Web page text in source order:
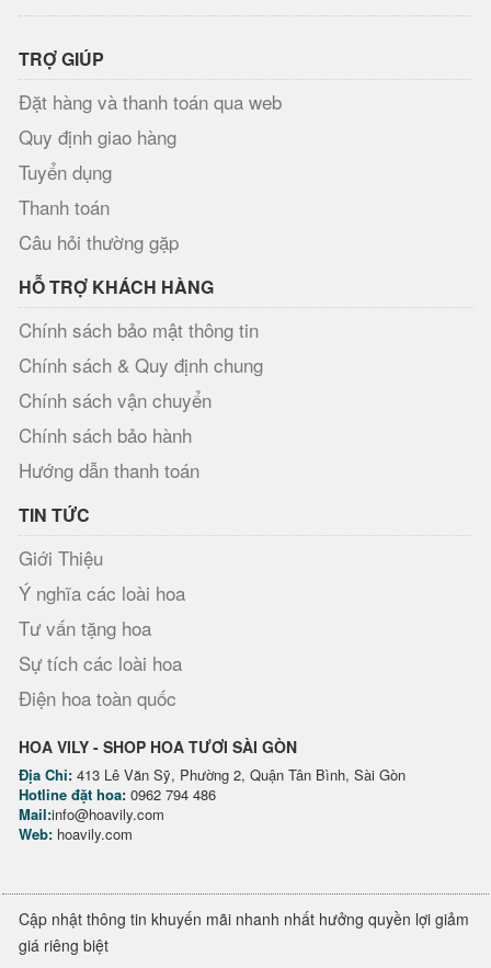
TRỢ GIÚP
Đặt hàng và thanh toán qua web
Quy định giao hàng
Tuyển dụng
Thanh toán
Câu hỏi thường gặp
HỖ TRỢ KHÁCH HÀNG
Chính sách bảo mật thông tin
Chính sách & Quy định chung
Chính sách vận chuyển
Chính sách bảo hành
Hướng dẫn thanh toán
TIN TỨC
Giới Thiệu
Ý nghĩa các loài hoa
Tư vấn tặng hoa
Sự tích các loài hoa
Điện hoa toàn quốc
HOA VILY - SHOP HOA TƯƠI SÀI GÒN
Địa Chỉ: 413 Lê Văn Sỹ, Phường 2, Quận Tân Bình, Sài Gòn
Hotline đặt hoa: 0962 794 486
Mail:info@hoavily.com
Web: hoavily.com
Cập nhật thông tin khuyến mãi nhanh nhất hưởng quyền lợi giảm
giá riêng biệt